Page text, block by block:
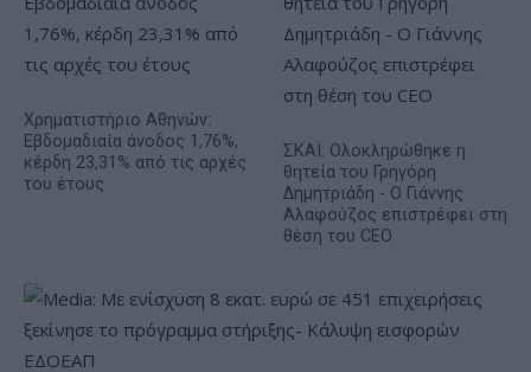
Χρηματιστήριο Αθηνών:
Εβδομαδιαία άνοδος 1,76%,
κέρδη 23,31% από τις αρχές
του έτους
ΣΚΑΪ: Ολοκληρώθηκε η
θητεία του Γρηγόρη
Δημητριάδη - Ο Γιάννης
Αλαφούζος επιστρέφει στη
θέση του CEO